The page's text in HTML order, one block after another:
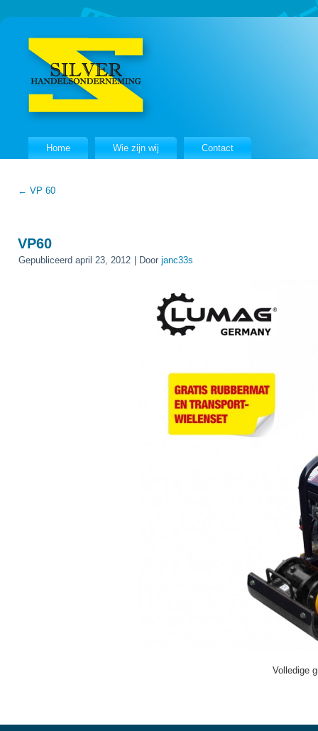
Home Wie zijn wij Contact
← VP 60
VP60
Gepubliceerd april 23, 2012 Door janc33s
Volledige